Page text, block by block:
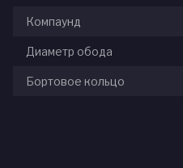
Компаунд
Диаметр обода
Бортовое кольцо